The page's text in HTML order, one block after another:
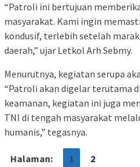
“Patroli ini bertujuan
masyarakat. Kami ingin
kondusif, terlebih setelah
daerah,” ujar Letkol Arh Sebmy.
Menurutnya, kegiatan serupa
“Patroli akan digelar terutama
keamanan, kegiatan ini juga
TNI di tengah masyarakat
humanis,” tegasnya.
Halaman: 1 2